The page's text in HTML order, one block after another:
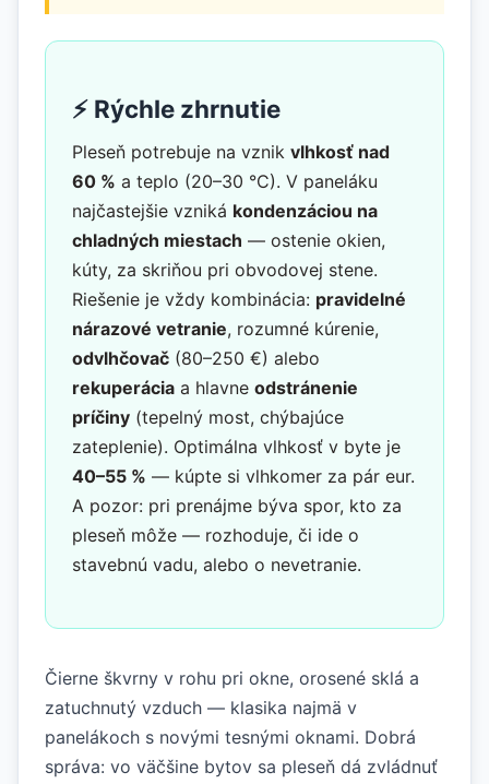
⚡ Rýchle zhrnutie
Pleseň potrebuje na vznik vlhkosť nad
60 % a teplo (20–30 °C). V paneláku
najčastejšie vzniká kondenzáciou na
chladných miestach — ostenie okien,
kúty, za skriňou pri obvodovej stene.
Riešenie je vždy kombinácia: pravidelné
nárazové vetranie, rozumné kúrenie,
odvlhčovač (80–250 €) alebo
rekuperácia a hlavne odstránenie
príčiny (tepelný most, chýbajúce
zateplenie). Optimálna vlhkosť v byte je
40–55 % — kúpte si vlhkomer za pár eur.
A pozor: pri prenájme býva spor, kto za
pleseň môže — rozhoduje, či ide o
stavebnú vadu, alebo o nevetranie.
Čierne škvrny v rohu pri okne, orosené sklá a
zatuchnutý vzduch — klasika najmä v
panelákoch s novými tesnými oknami. Dobrá
správa: vo väčšine bytov sa pleseň dá zvládnuť